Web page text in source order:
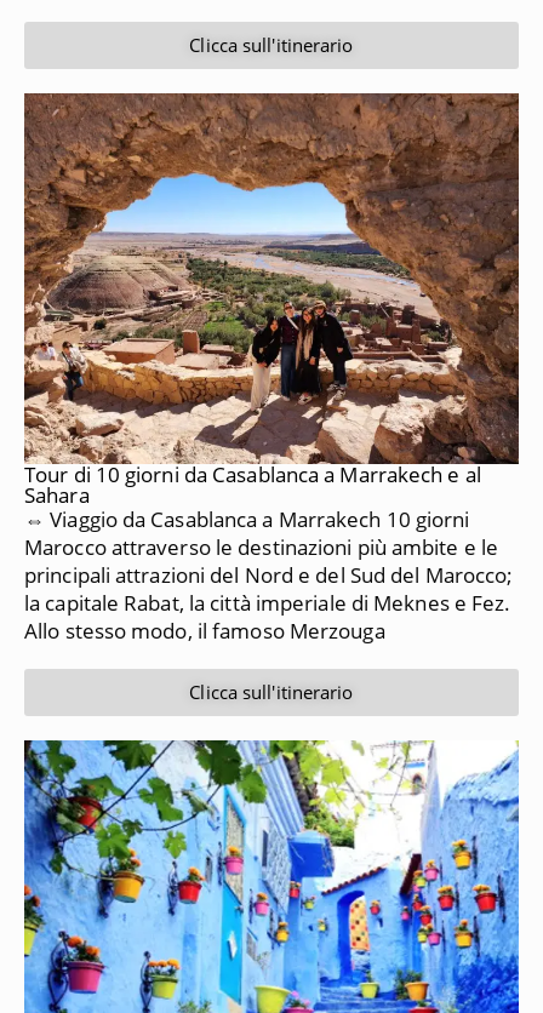
Clicca sull'itinerario
Tour di 10 giorni da Casablanca a Marrakech e al
Sahara
⇔ Viaggio da Casablanca a Marrakech 10 giorni
Marocco attraverso le destinazioni più ambite e le
principali attrazioni del Nord e del Sud del Marocco;
la capitale Rabat, la città imperiale di Meknes e Fez.
Allo stesso modo, il famoso Merzouga
Clicca sull'itinerario